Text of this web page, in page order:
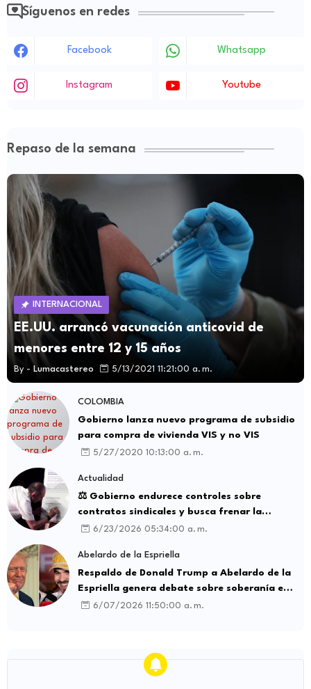
Síguenos en redes
Facebook Whatsapp
Instagram Youtube
Repaso de la semana
INTERNACIONAL
EE.UU. arrancó vacunación anticovid de
menores entre 12 y 15 años
By - Lumacastereo 5/13/2021 11:21:00 a. m.
COLOMBIA
Gobierno lanza nuevo programa de subsidio
para compra de vivienda VIS y no VIS
5/27/2020 10:13:00 a. m.
Actualidad
⚖️ Gobierno endurece controles sobre
contratos sindicales y busca frenar la
intermediación laboral ilegal
6/23/2026 05:34:00 a. m.
Abelardo de la Espriella
Respaldo de Donald Trump a Abelardo de la
Espriella genera debate sobre soberanía e
influencia internacional
6/07/2026 11:50:00 a. m.